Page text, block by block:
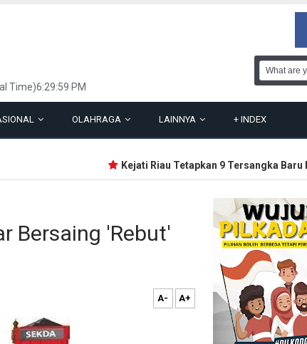
Time)6:29:59 PM
OLAHRAGA LAINNYA + INDEX
Kejati Riau Tetapkan 9 Tersangka Baru
Bersaing 'Rebut'
A- A+